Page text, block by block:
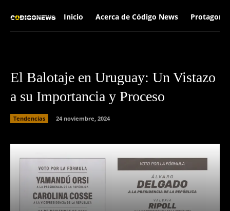
Inicio Acerca de Código News
El Balotaje en Uruguay: Un Vistazo
a su Importancia y Proceso
Tendencias 24 noviembre, 2024